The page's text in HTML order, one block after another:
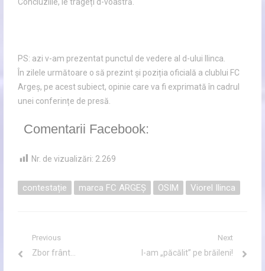
PS: azi v-am prezentat punctul de vedere al d-ului Ilinca.
În zilele următoare o să prezint și poziția oficială a clublui FC
Argeș, pe acest subiect, opinie care va fi exprimată în cadrul
unei conferințe de presă.
Comentarii Facebook:
Nr. de vizualizări: 2.269
contestație marca FC ARGEȘ OSIM Viorel Ilinca
Navigare
în
Previous
Previous
Zbor frânt…
Next
Next
I-am „păcălit” pe brăileni!